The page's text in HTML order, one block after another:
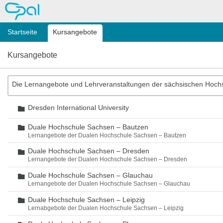
OPAL
Startseite Kursangebote
Kursangebote
Die Lernangebote und Lehrveranstaltungen der sächsischen
Ordner
Dresden International University
Ordner
Duale Hochschule Sachsen – Bautzen
Lernangebote der Dualen Hochschule Sachsen – Bautzen
Ordner
Duale Hochschule Sachsen – Dresden
Lernangebote der Dualen Hochschule Sachsen – Dresden
Ordner
Duale Hochschule Sachsen – Glauchau
Lernangebote der Dualen Hochschule Sachsen – Glauchau
Ordner
Duale Hochschule Sachsen – Leipzig
Lernabgebote der Dualen Hochschule Sachsen – Leipzig